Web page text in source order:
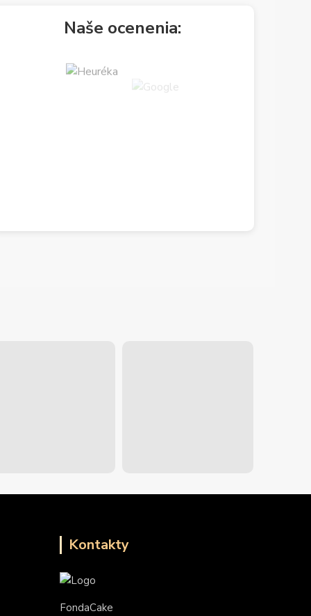
Naše ocenenia:
Kontakty
FondaCake